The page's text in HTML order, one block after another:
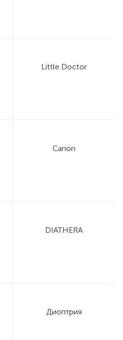
Little Doctor
Canon
DIATHERA
Диоптрия